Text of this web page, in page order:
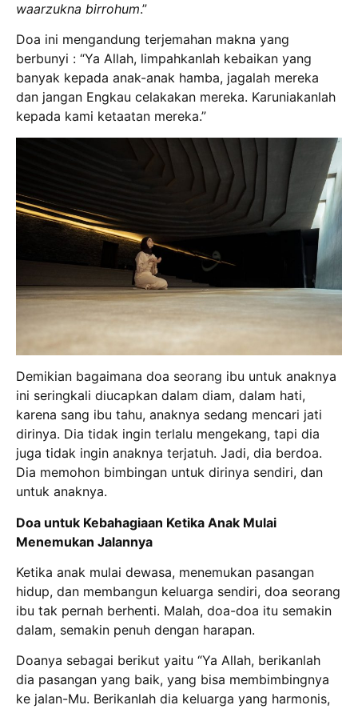
waarzukna birrohum.”
Doa ini mengandung terjemahan makna yang
berbunyi : “Ya Allah, limpahkanlah kebaikan yang
banyak kepada anak-anak hamba, jagalah mereka
dan jangan Engkau celakakan mereka. Karuniakanlah
kepada kami ketaatan mereka.”
Demikian bagaimana doa seorang ibu untuk anaknya
ini seringkali diucapkan dalam diam, dalam hati,
karena sang ibu tahu, anaknya sedang mencari jati
dirinya. Dia tidak ingin terlalu mengekang, tapi dia
juga tidak ingin anaknya terjatuh. Jadi, dia berdoa.
Dia memohon bimbingan untuk dirinya sendiri, dan
untuk anaknya.
Doa untuk Kebahagiaan Ketika Anak Mulai
Menemukan Jalannya
Ketika anak mulai dewasa, menemukan pasangan
hidup, dan membangun keluarga sendiri, doa seorang
ibu tak pernah berhenti. Malah, doa-doa itu semakin
dalam, semakin penuh dengan harapan.
Doanya sebagai berikut yaitu “Ya Allah, berikanlah
dia pasangan yang baik, yang bisa membimbingnya
ke jalan-Mu. Berikanlah dia keluarga yang harmonis,